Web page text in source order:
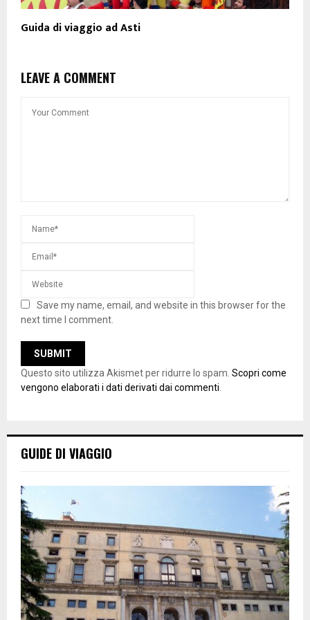
Guida di viaggio ad Asti
LEAVE A COMMENT
Save my name, email, and website in this browser for the
next time I comment.
Questo sito utilizza Akismet per ridurre lo spam. Scopri come
vengono elaborati i dati derivati dai commenti.
GUIDE DI VIAGGIO